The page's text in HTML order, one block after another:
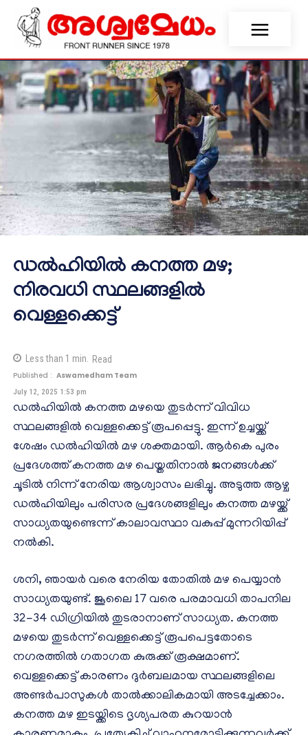
ഡൽഹിയിൽ കനത്ത മഴ;
നിരവധി സ്ഥലങ്ങളിൽ
വെള്ളക്കെട്ട്
Less than 1 min. Read
Published : Aswamedham Team
July 12, 2025 1:53 pm
ഡൽഹിയിൽ കനത്ത മഴയെ തുടർന്ന് വിവിധ
സ്ഥലങ്ങളിൽ വെള്ളക്കെട്ട് രൂപപ്പെട്ടു. ഇന്ന് ഉച്ചയ്ക്ക്
ശേഷം ഡൽഹിയിൽ മഴ ശക്തമായി. ആർകെ പുരം
പ്രദേശത്ത് കനത്ത മഴ പെയ്തതിനാൽ ജനങ്ങൾക്ക്
ചൂടിൽ നിന്ന് നേരിയ ആശ്വാസം ലഭിച്ചു. അടുത്ത ആഴ്ച
ഡൽഹിയിലും പരിസര പ്രദേശങ്ങളിലും കനത്ത മഴയ്ക്ക്
സാധ്യതയുണ്ടെന്ന് കാലാവസ്ഥാ വകുപ്പ് മുന്നറിയിപ്പ്
നൽകി.
ശനി, ഞായർ വരെ നേരിയ തോതിൽ മഴ പെയ്യാൻ
സാധ്യതയുണ്ട്. ജൂലൈ 17 വരെ പരമാവധി താപനില
32-34 ഡിഗ്രിയിൽ തുടരാനാണ് സാധ്യത. കനത്ത
മഴയെ തുടർന്ന് വെള്ളക്കെട്ട് രൂപപെട്ടതോടെ
നഗരത്തിൽ ഗതാഗത കുരുക്ക് രൂക്ഷമാണ്.
വെള്ളക്കെട്ട് കാരണം ദുർബലമായ സ്ഥലങ്ങളിലെ
അണ്ടർപാസുകൾ താൽക്കാലികമായി അടച്ചേക്കാം.
കനത്ത മഴ ഇടയ്ക്കിടെ ദൃശ്യപരത കുറയാൻ